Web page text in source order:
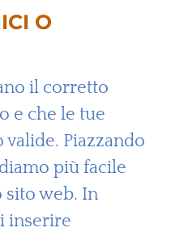
O
il corretto
e che le tue
Piazzando
più facile
sito web. In
inserire